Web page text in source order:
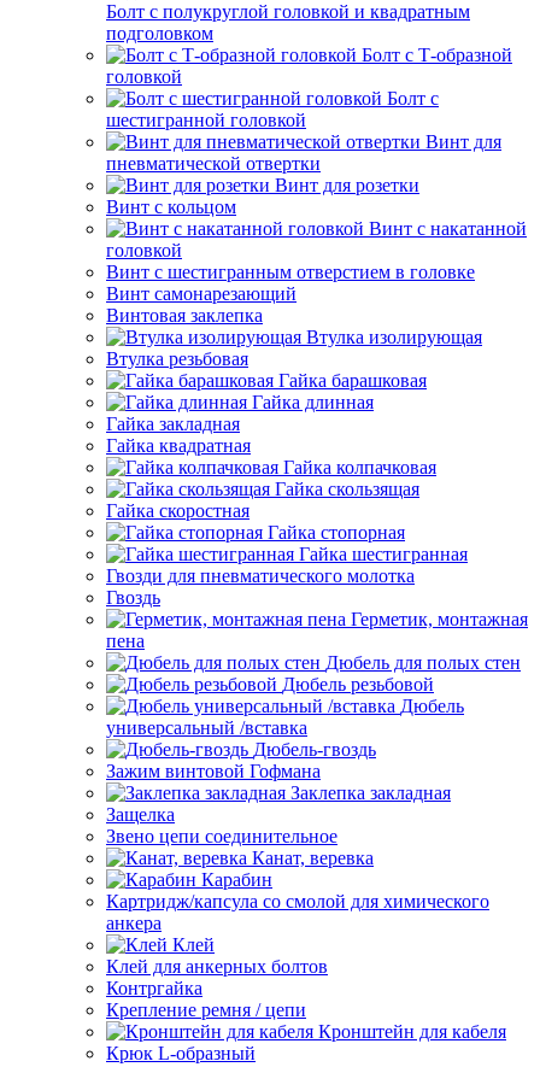
Болт с полукруглой головкой и квадратным
подголовком
Болт с Т-образной
головкой
Болт с
шестигранной головкой
Винт для
пневматической отвертки
Винт для розетки
Винт с кольцом
Винт с накатанной
головкой
Винт с шестигранным отверстием в головке
Винт самонарезающий
Винтовая заклепка
Втулка изолирующая
Втулка резьбовая
Гайка барашковая
Гайка длинная
Гайка закладная
Гайка квадратная
Гайка колпачковая
Гайка скользящая
Гайка скоростная
Гайка стопорная
Гайка шестигранная
Гвозди для пневматического молотка
Гвоздь
Герметик, монтажная
пена
Дюбель для полых стен
Дюбель резьбовой
Дюбель
универсальный /вставка
Дюбель-гвоздь
Зажим винтовой Гофмана
Заклепка закладная
Защелка
Звено цепи соединительное
Канат, веревка
Карабин
Картридж/капсула со смолой для химического
анкера
Клей
Клей для анкерных болтов
Контргайка
Крепление ремня / цепи
Кронштейн для кабеля
Крюк L-образный